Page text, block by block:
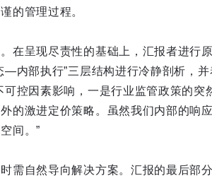
的管理过程。
在呈现尽责性的基础上，汇报者进行
内部执行”三层结构进行冷静剖析，并
控因素影响，一是行业监管政策的突
的激进定价策略。虽然我们内部的响
间。”
需自然导向解决方案。汇报的最后部